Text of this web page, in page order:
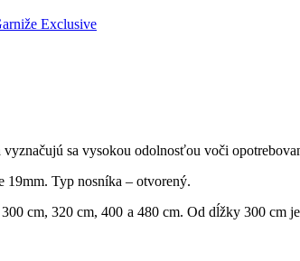
Exclusive
vyznačujú sa vysokou odolnosťou voči
19mm. Typ nosníka – otvorený.
300 cm,320 cm, 400 a 480 cm. Od dĺžky 300 cm